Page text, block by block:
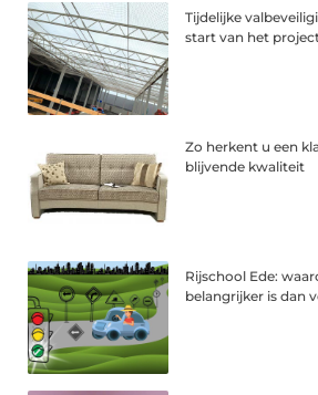
Tijdelijke
start van het
Zo herkent u een
blijvende kwaliteit
Rijschool Ede:
belangrijker is dan